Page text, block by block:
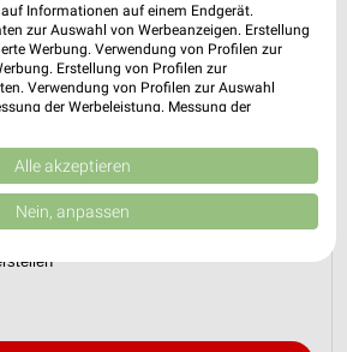
15. Aug.
Informationen auf einem Endgerät.
zur Auswahl von Werbeanzeigen. Erstellung
Werbung. Verwendung von Profilen zur
Erstellung von Profilen zur
Verwendung von Profilen zur Auswahl
der Werbeleistung. Messung der
verschiedenen Quellen. Entwicklung und
Verwendung reduzierter Daten zur Auswahl
Europäischen Union weitergegeben und in die
IAB-Anbieter)
Alle akzeptieren
Nein, anpassen